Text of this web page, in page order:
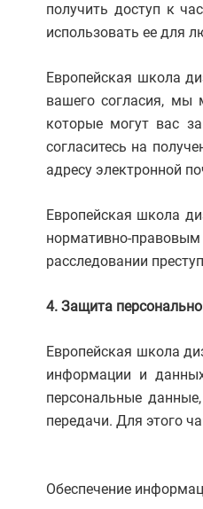
получить доступ к
использовать ее для
Европейская школа
вашего согласия, мы
которые могут вас
согласитесь на
адресу электронной
Европейская школа
нормативно-
расследовании
4. Защита
Европейская школа
информации и
персональные
передачи. Для этого
Обеспечение